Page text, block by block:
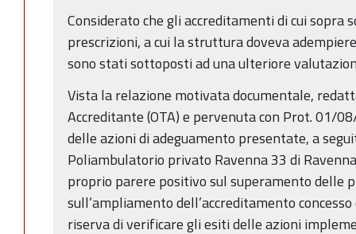
Considerato che gli accreditamenti di cui sopra
prescrizioni, a cui la struttura doveva
sono stati sottoposti ad una ulteriore
Vista la relazione motivata documentale,
Accreditante (OTA) e pervenuta con Prot. 01/
delle azioni di adeguamento presentate, a
Poliambulatorio privato Ravenna 33 di
proprio parere positivo sul superamento delle
sull’ampliamento dell’accreditamento
riserva di verificare gli esiti delle azioni